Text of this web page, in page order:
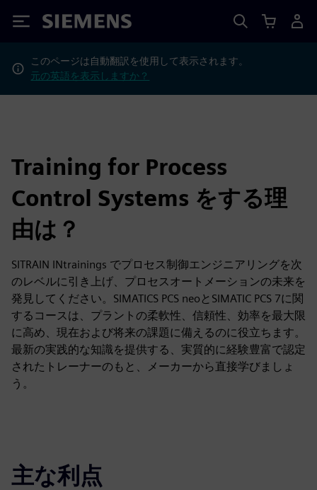
Siemens
このページは自動翻訳を使用して表示されます。
元の英語を表示しますか？
Training for Process
Control Systems をする理
由は？
SITRAIN INtrainings でプロセス制御エンジニアリングを次
のレベルに引き上げ、プロセスオートメーションの未来を
発見してください。SIMATICS PCS neoとSIMATIC PCS 7に関
するコースは、プラントの柔軟性、信頼性、効率を最大限
に高め、現在および将来の課題に備えるのに役立ちます。
最新の実践的な知識を提供する、実質的に経験豊富で認定
されたトレーナーのもと、メーカーから直接学びましょ
う。
主な利点